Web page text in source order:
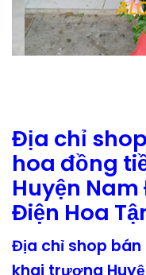
Địa chỉ
hoa đồng
Huyện
Điện Hoa
Địa chỉ shop